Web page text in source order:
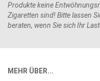
Produkte keine
Zigaretten sind! Bitte lassen
beraten, wenn Sie sich Ihr
MEHR ÜBER...